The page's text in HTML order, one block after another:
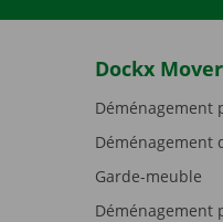
Dockx
Déménagement
Déménagement
Garde-meuble
Déménagement